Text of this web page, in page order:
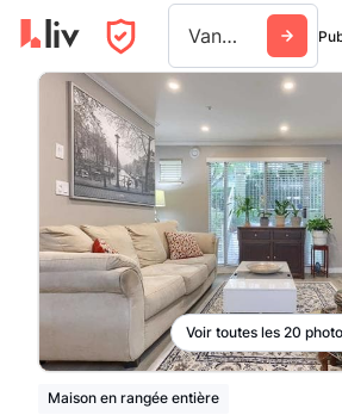
Vancouver
Voir toutes les 20
Maison en rangée entière